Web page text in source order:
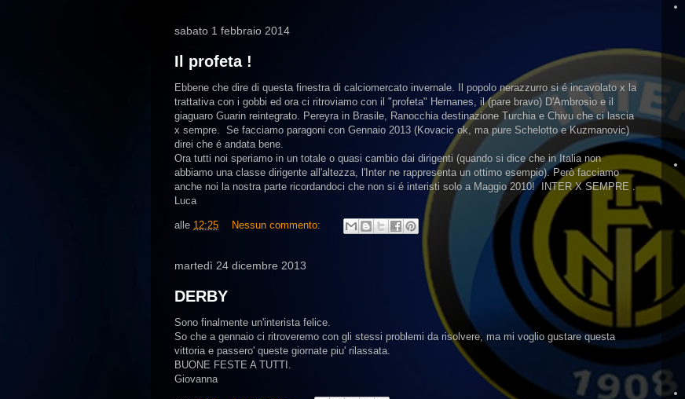
sabato 1 febbraio 2014
Il profeta !
Ebbene che dire di questa finestra di calciomercato invernale. Il popolo nerazzurro si é incavolato x la
trattativa con i gobbi ed ora ci ritroviamo con il "profeta" Hernanes, il (pare bravo) D'Ambrosio e il
giaguaro Guarin reintegrato. Pereyra in Brasile, Ranocchia destinazione Turchia e Chivu che ci lascia
x sempre. Se facciamo paragoni con Gennaio 2013 (Kovacic ok, ma pure Schelotto e Kuzmanovic)
direi che é andata bene.
Ora tutti noi speriamo in un totale o quasi cambio dai dirigenti (quando si dice che in Italia non
abbiamo una classe dirigente all'altezza, l'Inter ne rappresenta un ottimo esempio). Però facciamo
anche noi la nostra parte ricordandoci che non si é interisti solo a Maggio 2010! INTER X SEMPRE .
Luca
alle 12:25 Nessun commento:
martedì 24 dicembre 2013
DERBY
Sono finalmente un'interista felice.
So che a gennaio ci ritroveremo con gli stessi problemi da risolvere, ma mi voglio gustare questa
vittoria e passero' queste giornate piu' rilassata.
BUONE FESTE A TUTTI.
Giovanna